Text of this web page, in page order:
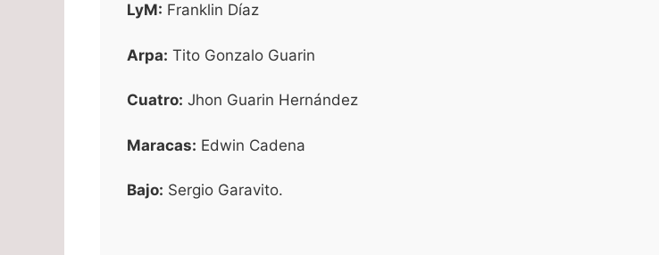
LyM: Franklin Díaz
Arpa: Tito Gonzalo Guarin
Cuatro: Jhon Guarin Hernández
Maracas: Edwin Cadena
Bajo: Sergio Garavito.